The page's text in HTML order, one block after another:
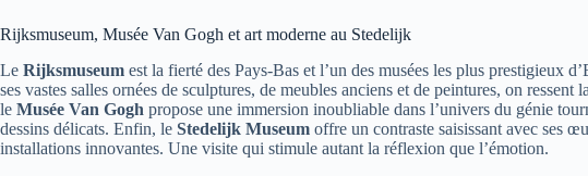
Rijksmuseum, Musée Van Gogh et art moderne au Stedelijk
Le Rijksmuseum est la fierté des Pays-Bas et l’un des musées les plus prestigieux
ses vastes salles ornées de sculptures, de meubles anciens et de peintures, on
le Musée Van Gogh propose une immersion inoubliable dans l’univers du génie
dessins délicats. Enfin, le Stedelijk Museum offre un contraste saisissant avec ses
installations innovantes. Une visite qui stimule autant la réflexion que l’émotion.